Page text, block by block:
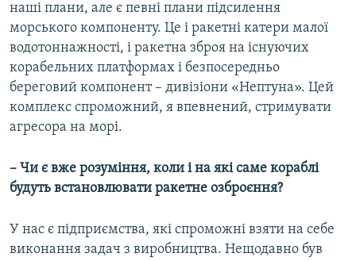
наші плани, але є певні плани підсилення
морського компоненту. Це і ракетні катери малої
водотоннажності, і ракетна зброя на існуючих
корабельних платформах і безпосередньо
береговий компонент – дивізіони «Нептуна». Цей
комплекс спроможний, я впевнений, стримувати
агресора на морі.
– Чи є вже розуміння, коли і на які саме кораблі
будуть встановлювати ракетне озброєння?
У нас є підприємства, які спроможні взяти на себе
виконання задач з виробництва. Нещодавно був